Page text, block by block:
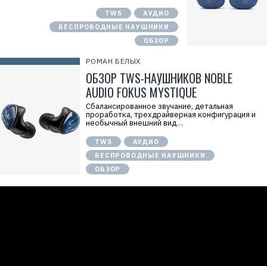
TWS
АУДИО
БЕСПРОВОДНЫЕ НАУШНИКИ
ОБЗОР
РОМАН БЕЛЫХ
ОБЗОР TWS-НАУШНИКОВ NOBLE
AUDIO FOKUS MYSTIQUE
Сбалансированное звучание, детальная
проработка, трехдрайверная конфигурация и
необычный внешний вид…
TWS
АУДИО
БЕСПРОВОДНЫЕ НАУШНИКИ
ОБЗОР